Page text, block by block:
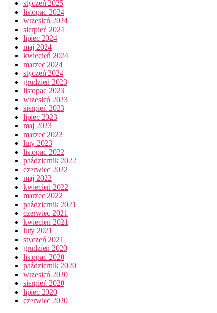
styczeń 2025
listopad 2024
wrzesień 2024
sierpień 2024
lipiec 2024
maj 2024
kwiecień 2024
marzec 2024
styczeń 2024
grudzień 2023
listopad 2023
wrzesień 2023
sierpień 2023
lipiec 2023
maj 2023
marzec 2023
luty 2023
listopad 2022
październik 2022
czerwiec 2022
maj 2022
kwiecień 2022
marzec 2022
październik 2021
czerwiec 2021
kwiecień 2021
luty 2021
styczeń 2021
grudzień 2020
listopad 2020
październik 2020
wrzesień 2020
sierpień 2020
lipiec 2020
czerwiec 2020